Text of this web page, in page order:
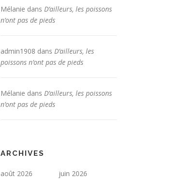
Mélanie dans D’ailleurs, les poissons
n’ont pas de pieds
admin1908 dans D’ailleurs, les
poissons n’ont pas de pieds
Mélanie dans D’ailleurs, les poissons
n’ont pas de pieds
ARCHIVES
août 2026
juin 2026